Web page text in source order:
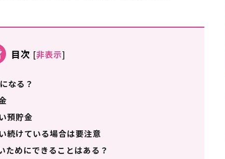
目次 [非表示]
なる？
預貯金
続けている場合は要注意
ためにできることはある？